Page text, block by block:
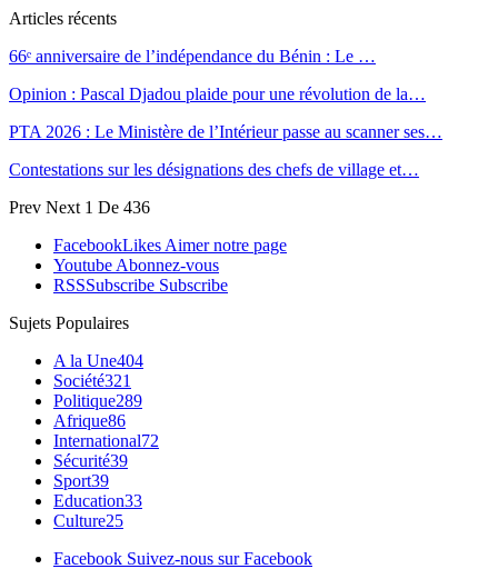
Articles récents
66ᵉ anniversaire de l’indépendance du Bénin : Le …
Opinion : Pascal Djadou plaide pour une révolution de la…
PTA 2026 : Le Ministère de l’Intérieur passe au scanner ses…
Contestations sur les désignations des chefs de village et…
Prev Next 1 De 436
FacebookLikes Aimer notre page
Youtube Abonnez-vous
RSSSubscribe Subscribe
Sujets Populaires
A la Une404
Société321
Politique289
Afrique86
International72
Sécurité39
Sport39
Education33
Culture25
Facebook Suivez-nous sur Facebook